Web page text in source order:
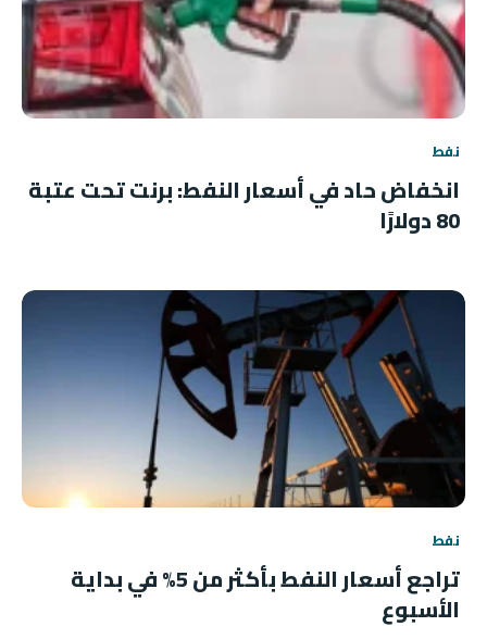
نفط
انخفاض حاد في أسعار النفط: برنت تحت عتبة
80 دولارًا
نفط
تراجع أسعار النفط بأكثر من 5% في بداية
الأسبوع